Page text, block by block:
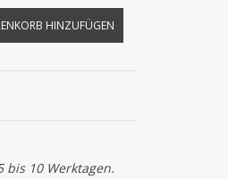
HINZUFÜGEN
bis 10 Werktagen.